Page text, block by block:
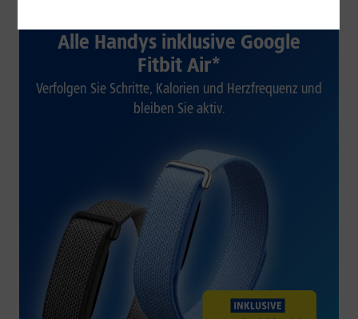
Alle Handys inklusive Google
Fitbit Air*
Verfolgen Sie Schritte, Kalorien und Herzfrequenz und
bleiben Sie aktiv.